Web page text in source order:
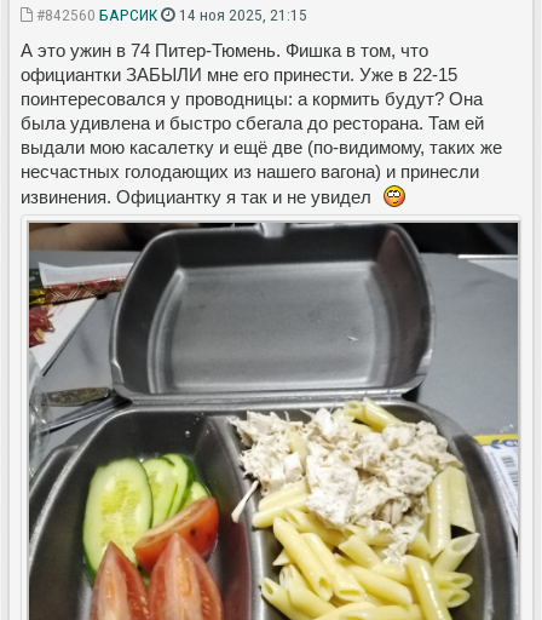
#842560 БАРСИК 14 ноя 2025, 21:15
А это ужин в 74 Питер-Тюмень. Фишка в том, что
официантки ЗАБЫЛИ мне его принести. Уже в 22-15
поинтересовался у проводницы: а кормить будут? Она
была удивлена и быстро сбегала до ресторана. Там ей
выдали мою касалетку и ещё две (по-видимому, таких же
несчастных голодающих из нашего вагона) и принесли
извинения. Официантку я так и не увидел